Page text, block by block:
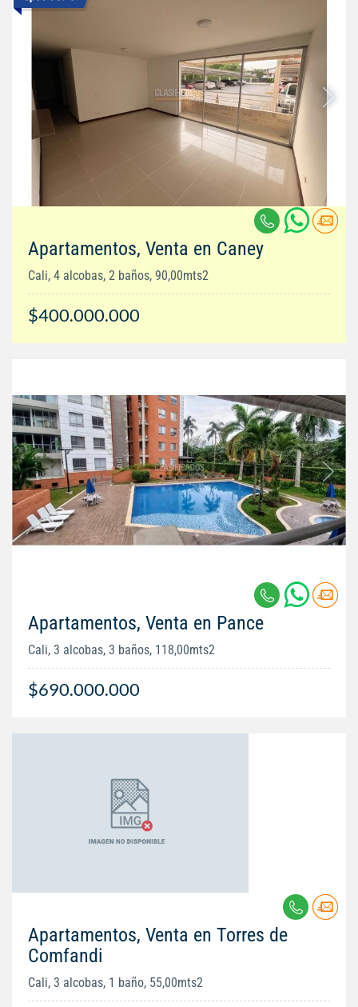
Apartamentos, Venta en Caney
Cali, 4 alcobas, 2 baños, 90,00mts2
$400.000.000
Apartamentos, Venta en Pance
Cali, 3 alcobas, 3 baños, 118,00mts2
$690.000.000
Apartamentos, Venta en Torres de
Comfandi
Cali, 3 alcobas, 1 baño, 55,00mts2